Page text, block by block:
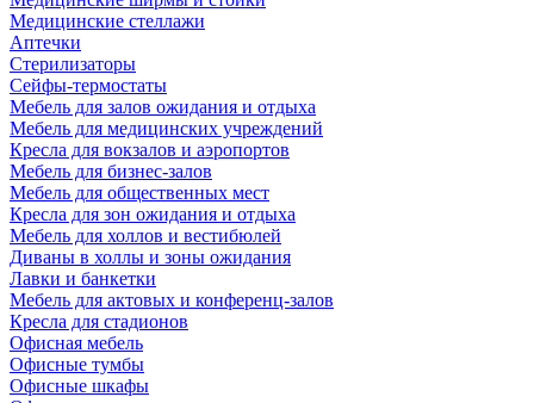
Медицинские стеллажи
Аптечки
Стерилизаторы
Сейфы-термостаты
Мебель для залов ожидания и отдыха
Мебель для медицинских учреждений
Кресла для вокзалов и аэропортов
Мебель для бизнес-залов
Мебель для общественных мест
Кресла для зон ожидания и отдыха
Мебель для холлов и вестибюлей
Диваны в холлы и зоны ожидания
Лавки и банкетки
Мебель для актовых и конференц-залов
Кресла для стадионов
Офисная мебель
Офисные тумбы
Офисные шкафы